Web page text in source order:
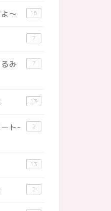
～ 16
7
み
7
13
ト-
2
13
2